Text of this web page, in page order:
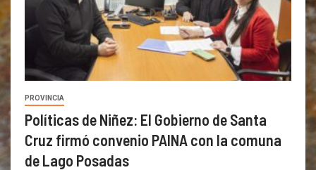
PROVINCIA
Políticas de Niñez: El Gobierno de Santa
Cruz firmó convenio PAINA con la comuna
de Lago Posadas